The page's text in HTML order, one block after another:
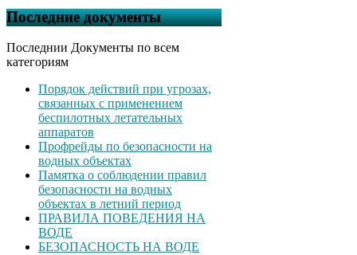
Последние документы
Последнии Документы по всем
категориям
Порядок действий при угрозах,
связанных с применением
беспилотных летательных
аппаратов
Профрейды по безопасности на
водных объектах
Памятка о соблюдении правил
безопасности на водных
объектах в летний период
ПРАВИЛА ПОВЕДЕНИЯ НА
ВОДЕ
БЕЗОПАСНОСТЬ НА ВОДЕ